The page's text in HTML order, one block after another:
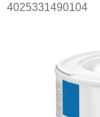
4025331490104